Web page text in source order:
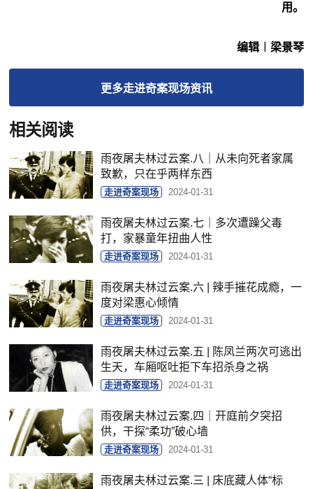
用。
编辑︱梁景琴
更多走进奇案现场资讯
相关阅读
雨夜屠夫林过云案.八｜从未向死者家属
致歉，只在乎两样东西
走进奇案现场 2024-01-31
雨夜屠夫林过云案.七｜多次遭躁父毒
打，家暴童年扭曲人性
走进奇案现场 2024-01-31
雨夜屠夫林过云案.六 | 辣手摧花成瘾，一
度对梁惠心倾情
走进奇案现场 2024-01-31
雨夜屠夫林过云案.五 | 陈凤兰两次可逃出
生天，车厢呕吐拒下车招杀身之祸
走进奇案现场 2024-01-31
雨夜屠夫林过云案.四｜开庭前夕突招
供，干探“柔功”破心墙
走进奇案现场 2024-01-31
雨夜屠夫林过云案.三 | 床底藏人体“标